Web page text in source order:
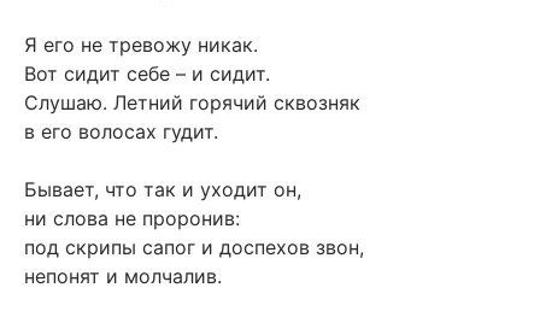
Я его не тревожу никак.
Вот сидит себе – и сидит.
Слушаю. Летний горячий сквозняк
в его волосах гудит.
Бывает, что так и уходит он,
ни слова не проронив:
под скрипы сапог и доспехов звон,
непонят и молчалив.